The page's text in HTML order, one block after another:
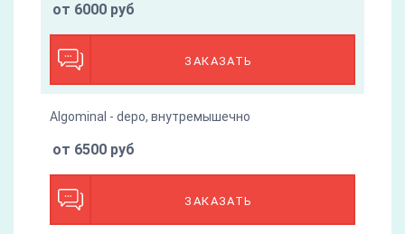
ЗАКАЗАТЬ
от 6000 руб
Algominal - depo, внутремышечно
ЗАКАЗАТЬ
от 6500 руб